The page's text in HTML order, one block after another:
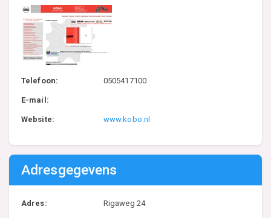
Telefoon: 0505417100
E-mail:
Website: www.kobo.nl
Adresgegevens
Adres: Rigaweg 24